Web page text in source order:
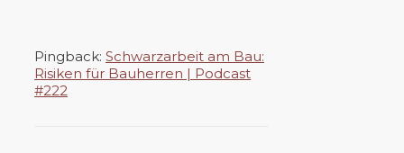
Pingback: Schwarzarbeit am Bau:
Risiken für Bauherren | Podcast
#222